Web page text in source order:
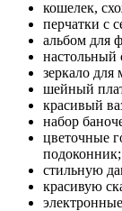
кошелек,
перчатки с
альбом для
настольный
зеркало для
шейный
красивый
набор
цветочные
подоконник;
стильную
красивую